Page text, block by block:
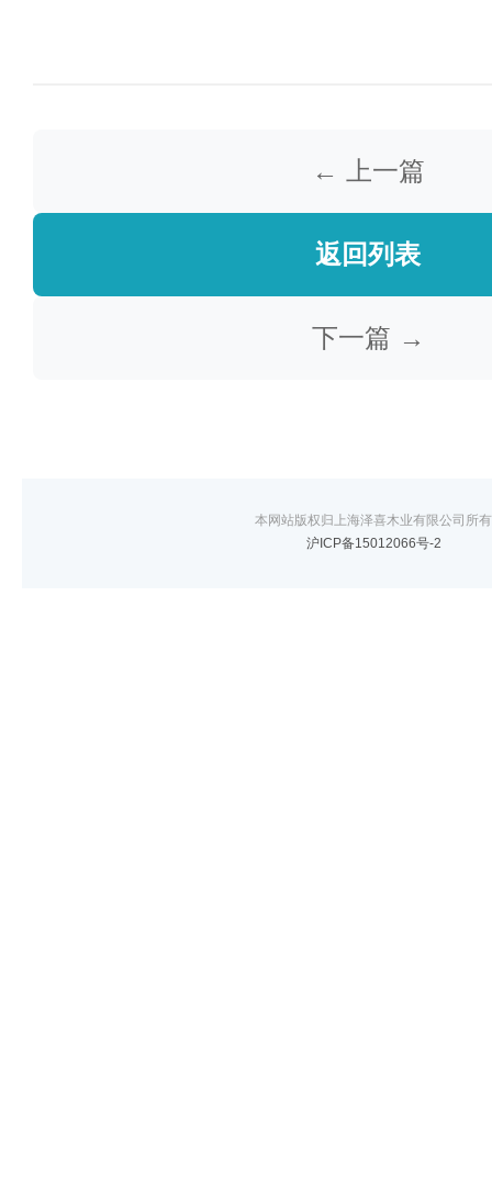
← 上一篇
返回列表
下一篇 →
本网站版权归上海泽喜木业有限公司所有
沪ICP备15012066号-2